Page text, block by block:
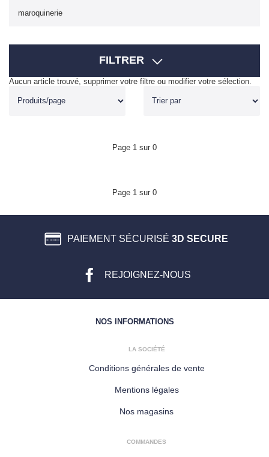
maroquinerie
FILTRER
Aucun article trouvé, supprimer votre filtre ou modifier votre sélection.
Page 1 sur 0
Page 1 sur 0
PAIEMENT SÉCURISÉ 3D SECURE
REJOIGNEZ-NOUS
NOS INFORMATIONS
LA SOCIÉTÉ
Conditions générales de vente
Mentions légales
Nos magasins
COMMANDES